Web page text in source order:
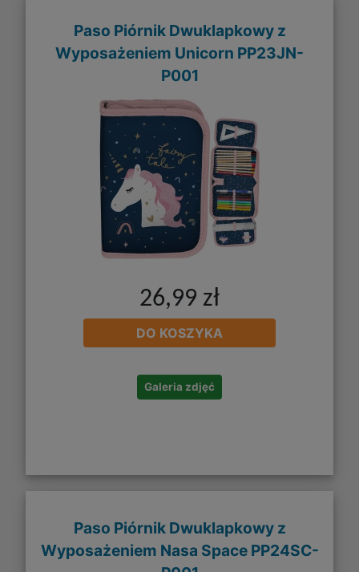
Paso Piórnik Dwuklapkowy z
Wyposażeniem Unicorn PP23JN-
P001
26,99 zł
DO KOSZYKA
Galeria zdjęć
Paso Piórnik Dwuklapkowy z
Wyposażeniem Nasa Space PP24SC-